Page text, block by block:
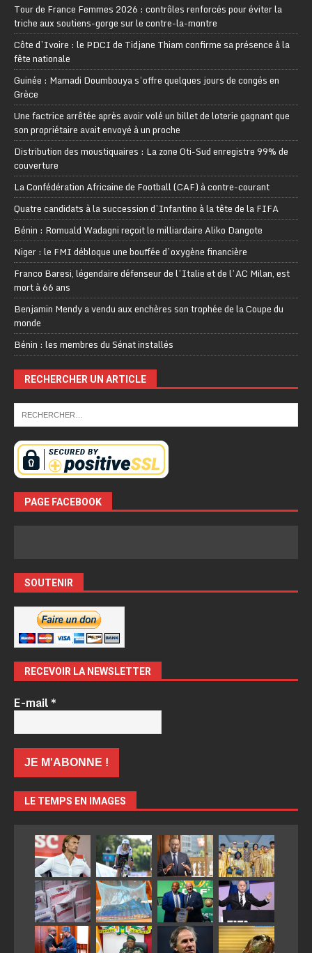
Tour de France Femmes 2026 : contrôles renforcés pour éviter la
triche aux soutiens-gorge sur le contre-la-montre
Côte d’Ivoire : le PDCI de Tidjane Thiam confirme sa présence à la
fête nationale
Guinée : Mamadi Doumbouya s’offre quelques jours de congés en
Grèce
Une factrice arrêtée après avoir volé un billet de loterie gagnant que
son propriétaire avait envoyé à un proche
Distribution des moustiquaires : La zone Oti-Sud enregistre 99% de
couverture
La Confédération Africaine de Football (CAF) à contre-courant
Quatre candidats à la succession d’Infantino à la tête de la FIFA
Bénin : Romuald Wadagni reçoit le milliardaire Aliko Dangote
Niger : le FMI débloque une bouffée d’oxygène financière
Franco Baresi, légendaire défenseur de l’Italie et de l’AC Milan, est
mort à 66 ans
Benjamin Mendy a vendu aux enchères son trophée de la Coupe du
monde
Bénin : les membres du Sénat installés
RECHERCHER UN ARTICLE
PAGE FACEBOOK
SOUTENIR
RECEVOIR LA NEWSLETTER
E-mail*
LE TEMPS EN IMAGES